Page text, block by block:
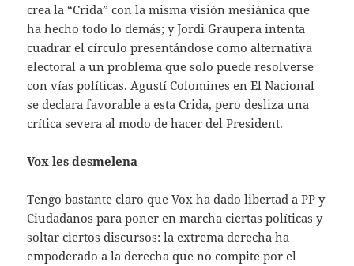
crea la “Crida” con la misma visión mesiánica que
ha hecho todo lo demás; y Jordi Graupera intenta
cuadrar el círculo presentándose como alternativa
electoral a un problema que solo puede resolverse
con vías políticas. Agustí Colomines en El Nacional
se declara favorable a esta Crida, pero desliza una
crítica severa al modo de hacer del President.
Vox les desmelena
Tengo bastante claro que Vox ha dado libertad a PP y
Ciudadanos para poner en marcha ciertas políticas y
soltar ciertos discursos: la extrema derecha ha
empoderado a la derecha que no compite por el